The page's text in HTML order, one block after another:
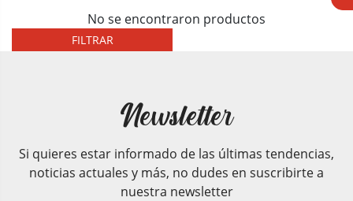
No se encontraron productos
FILTRAR
Newsletter
Si quieres estar informado de las últimas tendencias,
noticias actuales y más, no dudes en suscribirte a
nuestra newsletter